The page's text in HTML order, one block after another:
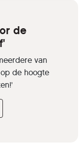
de
van
de hoogte